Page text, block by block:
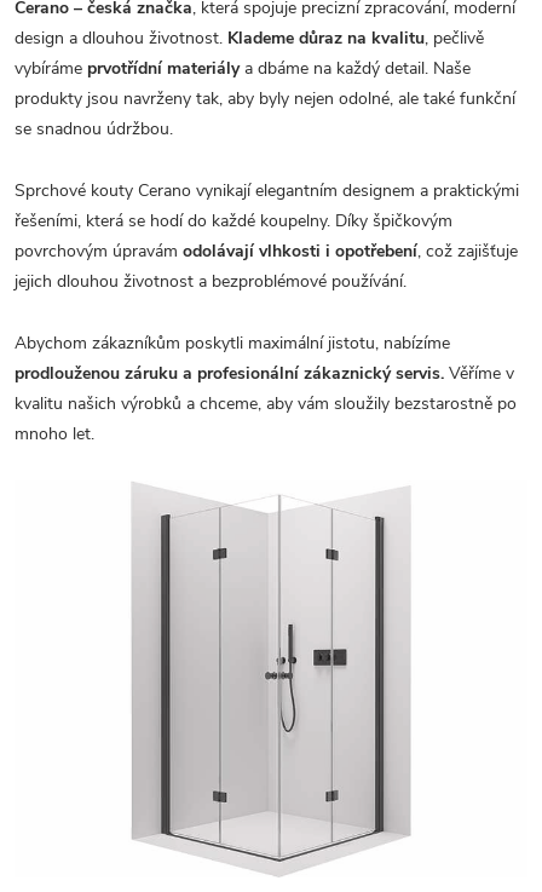
Cerano – česká značka, která spojuje precizní zpracování, moderní
design a dlouhou životnost. Klademe důraz na kvalitu, pečlivě
vybíráme prvotřídní materiálya dbáme na každý detail. Naše
produkty jsou navrženy tak, aby byly nejen odolné, ale také funkční
se snadnou údržbou.
Sprchové kouty Cerano vynikají elegantním designem a praktickými
řešeními, která se hodí do každé koupelny. Díky špičkovým
povrchovým úpravám odolávají vlhkosti i opotřebení, což zajišťuje
jejich dlouhou životnost a bezproblémové používání.
Abychom zákazníkům poskytli maximální jistotu, nabízíme
prodlouženou záruku a profesionální zákaznický servis. Věříme v
kvalitu našich výrobků a chceme, aby vám sloužily bezstarostně po
mnoho let.